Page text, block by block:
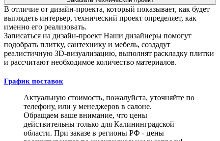
В отличие от дизайн-проекта, который показывает, как будет
выглядеть интерьер, технический проект определяет, как
именно его реализовать.
Записаться на дизайн-проект Наши дизайнеры помогут
подобрать плитку, сантехнику и мебель, создадут
реалистичную 3D-визуализацию, выполнят раскладку плитки
и рассчитают необходимое количество материалов.
График поставок
Актуальную стоимость, пожалуйста, уточняйте по
телефону, или у менеджеров в салоне.
Обращаем ваше внимание, что цены
действительны только для Калининградской
области. При заказе в регионы РФ - цены